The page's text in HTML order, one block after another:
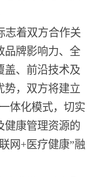
志着双方合作关
品牌影响力、全
盖、前沿技术及
势，双方将建立
体化模式，切实
健康管理资源的
网+医疗健康”融